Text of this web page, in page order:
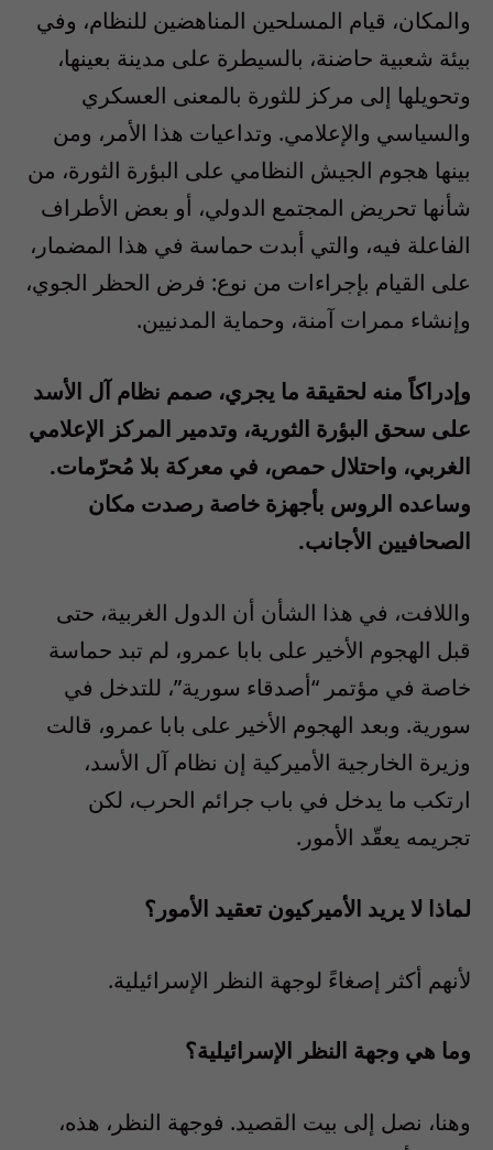
والمكان، قيام المسلحين المناهضين للنظام، وفي
بيئة شعبية حاضنة، بالسيطرة على مدينة بعينها،
وتحويلها إلى مركز للثورة بالمعنى العسكري
والسياسي والإعلامي. وتداعيات هذا الأمر، ومن
بينها هجوم الجيش النظامي على البؤرة الثورة، من
شأنها تحريض المجتمع الدولي، أو بعض الأطراف
الفاعلة فيه، والتي أبدت حماسة في هذا المضمار،
على القيام بإجراءات من نوع: فرض الحظر الجوي،
وإنشاء ممرات آمنة، وحماية المدنيين.
وإدراكاً منه لحقيقة ما يجري، صمم نظام آل الأسد
على سحق البؤرة الثورية، وتدمير المركز الإعلامي
الغربي، واحتلال حمص، في معركة بلا مُحرّمات.
وساعده الروس بأجهزة خاصة رصدت مكان
الصحافيين الأجانب.
واللافت، في هذا الشأن أن الدول الغربية، حتى
قبل الهجوم الأخير على بابا عمرو، لم تبد حماسة
خاصة في مؤتمر “أصدقاء سورية”، للتدخل في
سورية. وبعد الهجوم الأخير على بابا عمرو، قالت
وزيرة الخارجية الأميركية إن نظام آل الأسد،
ارتكب ما يدخل في باب جرائم الحرب، لكن
تجريمه يعقّد الأمور.
لماذا لا يريد الأميركيون تعقيد الأمور؟
لأنهم أكثر إصغاءً لوجهة النظر الإسرائيلية.
وما هي وجهة النظر الإسرائيلية؟
وهنا، نصل إلى بيت القصيد. فوجهة النظر، هذه،